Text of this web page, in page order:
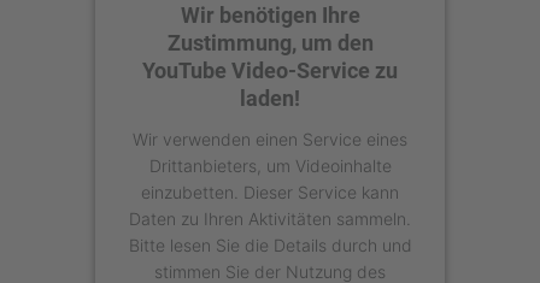
Wir benötigen Ihre
Zustimmung, um den
YouTube Video-Service zu
laden!
Wir verwenden einen Service eines
Drittanbieters, um Videoinhalte
einzubetten. Dieser Service kann
Daten zu Ihren Aktivitäten sammeln.
Bitte lesen Sie die Details durch und
stimmen Sie der Nutzung des